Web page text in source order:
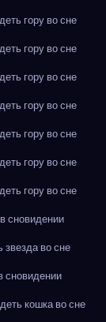
гору во сне
гору во сне
гору во сне
гору во сне
гору во сне
гору во сне
гору во сне
сновидении
звезда во сне
сновидении
кошка во сне